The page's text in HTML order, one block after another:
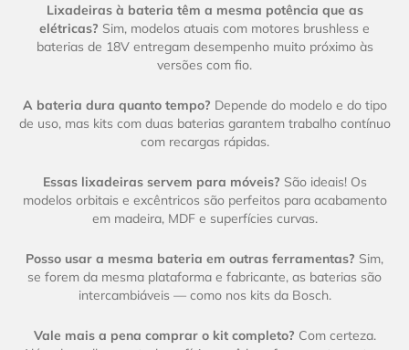
Lixadeiras à bateria têm a mesma potência que as
elétricas? Sim, modelos atuais com motores brushless e
baterias de 18V entregam desempenho muito próximo às
versões com fio.
A bateria dura quanto tempo? Depende do modelo e do tipo
de uso, mas kits com duas baterias garantem trabalho contínuo
com recargas rápidas.
Essas lixadeiras servem para móveis? São ideais! Os
modelos orbitais e excêntricos são perfeitos para acabamento
em madeira, MDF e superfícies curvas.
Posso usar a mesma bateria em outras ferramentas? Sim,
se forem da mesma plataforma e fabricante, as baterias são
intercambiáveis — como nos kits da Bosch.
Vale mais a pena comprar o kit completo? Com certeza.